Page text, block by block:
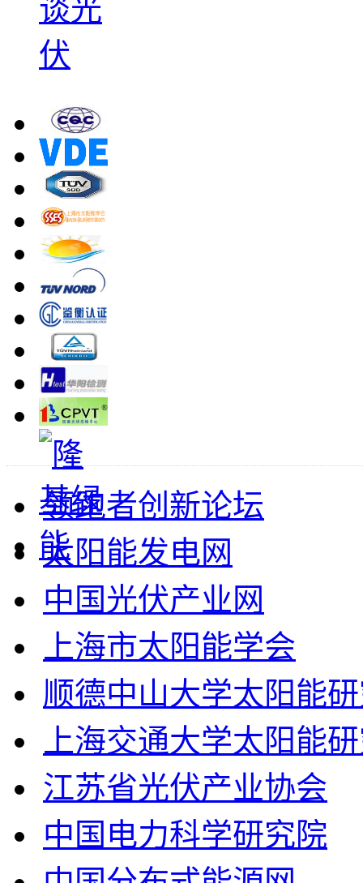
领跑者创新论坛
太阳能发电网
中国光伏产业网
上海市太阳能学会
顺德中山大学太阳能
上海交通大学太阳能
江苏省光伏产业协会
中国电力科学研究院